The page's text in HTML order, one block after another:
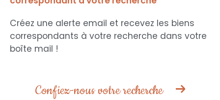
Créez une alerte email et recevez les biens
correspondants à votre recherche dans votre
boîte mail !
Confiez-nous votre recherche